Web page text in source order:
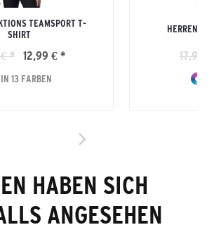
TEAMSPORT T-
SHIRT
* 12,99 € *
IN 13 FARBEN
HERREN
17,99
HABEN SICH
ANGESEHEN